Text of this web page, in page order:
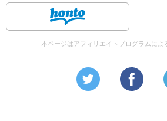
本ページはアフィリエイトプログラムによ